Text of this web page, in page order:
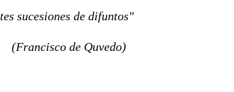
sucesiones de difuntos"
de Quvedo)